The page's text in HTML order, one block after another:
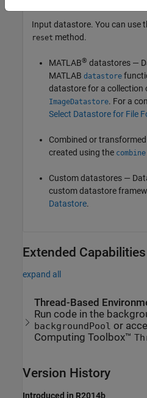
Input datastore. You can use
reset method.
MATLAB® datastores —
MATLAB datastore
datastore for a collection
ImageDatastore. For a
Select Datastore for File
Combined or
created using the combine
Custom datastores —
custom datastore
Datastore.
Extended Capabilities
expand all
Thread-Based
Run code in the
backgroundPool or
Computing Toolbox™
Version History
Introduced in R2014b